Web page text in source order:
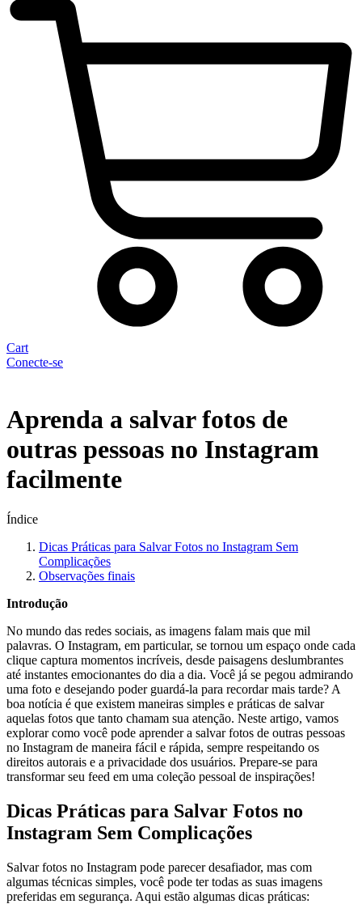
Cart
Conecte-se
Aprenda a salvar fotos de
outras pessoas no Instagram
facilmente
Índice
Dicas Práticas​ para Salvar Fotos no ‍Instagram⁢ Sem⁢
Complicações
Observações finais
Introdução
No mundo das redes‍ sociais, ‌as imagens ⁢falam mais ⁢que ⁢mil​
palavras. O Instagram, ​em ⁢particular, se tornou‌ um espaço onde cada
clique captura⁢ momentos⁤ incríveis, desde paisagens⁤ deslumbrantes ​
até instantes ​emocionantes do​ dia a‌ dia.‍ Você já se pegou admirando
uma ⁤foto⁤ e desejando ‌poder guardá-la para recordar‍ mais tarde? A
boa notícia é que existem maneiras simples⁢ e práticas⁢ de salvar
aquelas fotos que tanto chamam sua atenção. Neste‌ artigo, ⁤vamos
explorar ⁢como você pode aprender a salvar fotos de ‌outras pessoas‍
no Instagram de ‍maneira fácil e rápida, sempre respeitando os
direitos autorais ⁣e a ⁢privacidade dos usuários.⁣ Prepare-se para
transformar seu ⁢feed em uma ​coleção pessoal ⁣de inspirações!
Dicas Práticas​ para Salvar Fotos no
‍Instagram⁢ Sem⁢ Complicações
Salvar ⁢fotos no Instagram pode parecer desafiador,‍ mas ⁣com
algumas técnicas⁤ simples,⁤ você ​pode ter todas as suas imagens
preferidas em segurança. Aqui estão algumas ⁤dicas ‌práticas: